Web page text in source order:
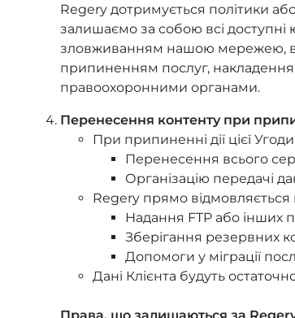
Regery дотримується політики
залишаємо за собою всі доступні
зловживанням нашою мережею,
припиненням послуг,
правоохоронними органами.
Перенесення контенту при
При припиненні дії цієї
Перенесення всього
Організацію передачі
Regery прямо
Надання FTP або інших
Зберігання резервних
Допомоги у міграції
Дані Клієнта будуть